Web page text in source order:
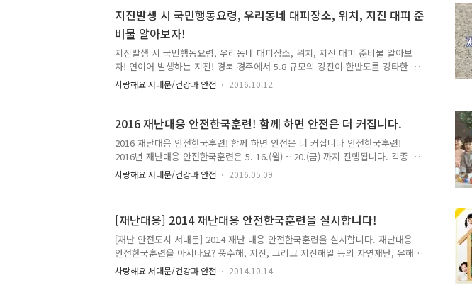
건축물이 내진보강을 실시한 경우 지방세를 감면받을 수 있습니다! 감면혜택에
대해 알아볼까요~ 감면혜택 ● 건축을 하는 경우 - 취득세의 10% 경감 - 재산세
납세의무 최초 성립일로부터 5년간 재산세의 10% 경감 ● 대수선을 하는 경우 -
취득세의 50%경감 - 재산세 납세의무 최초 성립일로부터 5년간 재산세..
지진발생 시 국민행동요령, 우리동네 대피장소, 위치, 지진 대피 준
비물 알아보자!
지진발생 시 국민행동요령, 우리동네 대피장소, 위치, 지진 대피 준비물 알아보
자! 연이어 발생하는 지진! 경북 경주에서 5.8 규모의 강진이 한반도를 강타한 이
후에도 잦은 여진으로 많은 분들이 불안해하고 있습니다. 이제 우리나라도 지진
의 안전지대가 아닙니다!! 그렇다고 매번 불안에 떨고 있을순 없겠죠! 그래서 준
다. 꼭 읽고 숙지해주세요~ 지진발생 시 국민행동요령 1. 집안에 있을 때 지진을
느꼈다면? 최근 지진발생 시 대피요령 중 이슈가 되고 있는 내용인데요. 한쪽에
서는 '탁자에 숨어야 한다' 다른쪽에서는 '탁자 밑에 숨으면 큰일난다'는 이야기
로 혼란을 주고 있답니다. ▶결론부터 말하자면 지진 발생시 우선 낮고 튼튼한
테이블,..
사랑해요 서대문/건강과 안전 2016.10.12
2016 재난대응 안전한국훈련! 함께 하면 안전은 더 커집니다.
2016 재난대응 안전한국훈련! 함께 하면 안전은 더 커집니다 안전한국훈련!
2016년 재난대응 안전한국훈련은 5. 16.(월) ~ 20.(금) 까지 진행됩니다. 각종 재
난으로부터 국민의 생명과 재산을 지키는 재난대응종합훈련인데요!! 안전은 함께
하면 더 커집니다~ tong지기와 함께 자세히 알아볼까요 ^^ :: 2016 재난대응 안
참여형 훈련실시 5. 16 (월) 태풍내습 대비 전국 훈련 14:00 ~ 14:20 전국 민방공
대피훈련 5. 17 (화) 해양선박, 유도선 사고 대비 현장훈련 5. 18 (수) 대규모 정전
사고 (..
사랑해요 서대문/건강과 안전 2016.05.09
[재난대응] 2014 재난대응 안전한국훈련을 실시합니다!
[재난 안전도시 서대문] 2014 재난 대응 안전한국훈련을 실시합니다. 재난대응
안전한국훈련을 아시나요? 풍수해, 지진, 그리고 지진해일 등의 자연재난, 유해
화학물질 유츨 등 사회재난 등 각종 재난에 대비하여 국가의 재난대응 역량을 제
고하기 위하여 중앙안전관리위원회와 소방방재청 주관으로 매년 실시되는 종합
사랑해요 서대문/건강과 안전 2014.10.14